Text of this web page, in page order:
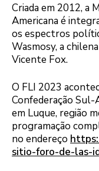
Criada em 2012, a
Americana é
os espectros
Wasmosy, a
Vicente Fox.
O FLI 2023
Confederação
em Luque, região
programação
no endereço
sitio-foro-de-las-